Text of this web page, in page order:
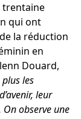
trentaine
qui ont
la réduction
en
Douard,
plus les
leur
observe une